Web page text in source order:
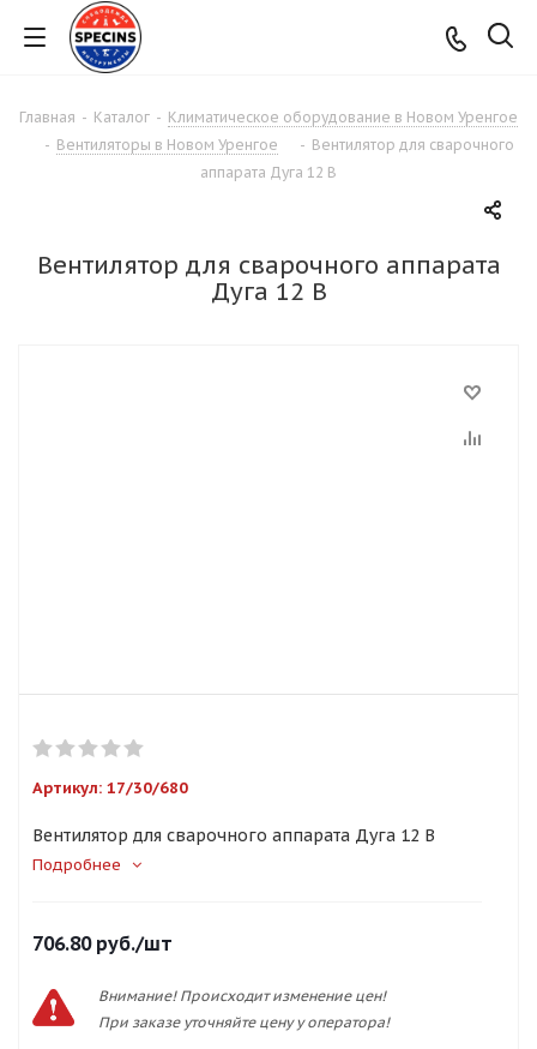
Главная - Каталог - Климатическое оборудование в Новом Уренгое
- Вентиляторы в Новом Уренгое - Вентилятор для сварочного
аппарата Дуга 12 В
Вентилятор для сварочного аппарата
Дуга 12 В
Артикул: 17/30/680
Вентилятор для сварочного аппарата Дуга 12 В
Подробнее
706.80руб./шт
Внимание! Происходит изменение цен!
При заказе уточняйте цену у оператора!